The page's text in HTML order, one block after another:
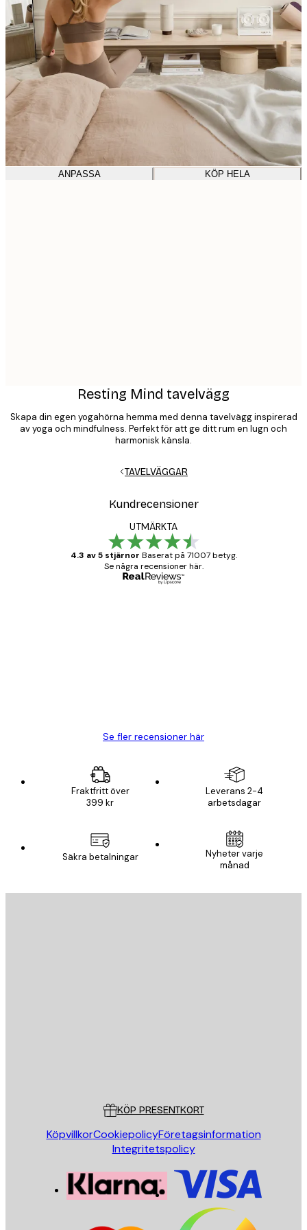
ANPASSA KÖP HELA
Resting Mind tavelvägg
Skapa din egen yogahörna hemma med denna tavelvägg inspirerad
av yoga och mindfulness. Perfekt för att ge ditt rum en lugn och
harmonisk känsla.
TAVELVÄGGAR
Kundrecensioner
UTMÄRKTA
4.3 av 5 stjärnor Baserat på 71007 betyg.
Se några recensioner här.
Se fler recensioner här
Fraktfritt över
399 kr
Leverans 2-4
arbetsdagar
Säkra betalningar
Nyheter varje
månad
KÖP PRESENTKORT
KöpvillkorCookiepolicyFöretagsinformation
Integritetspolicy